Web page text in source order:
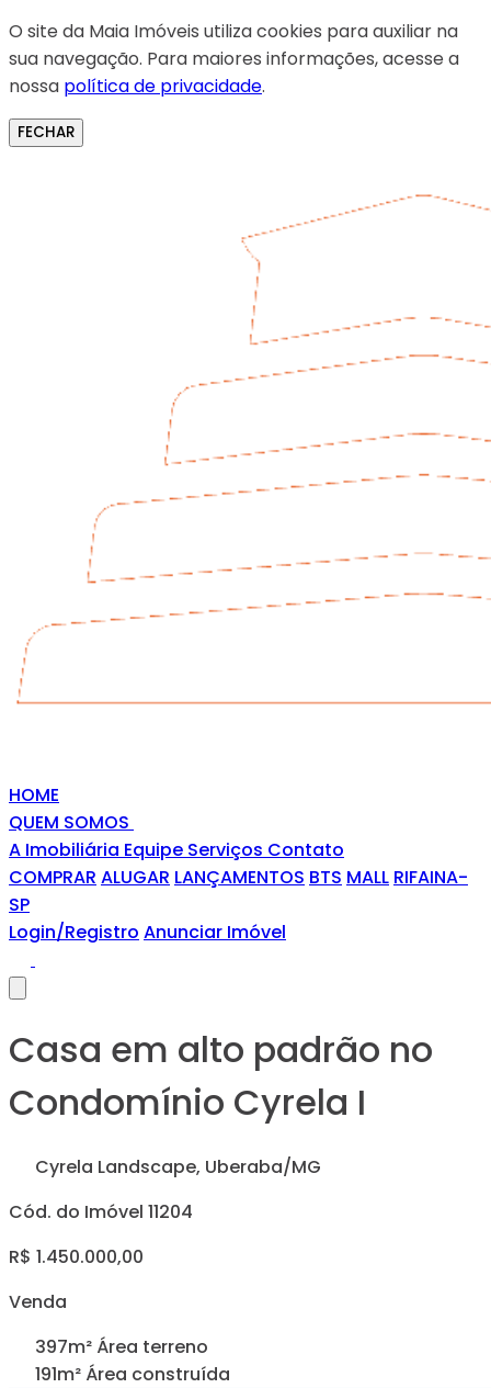
O site da Maia Imóveis utiliza cookies para auxiliar na
sua navegação. Para maiores informações, acesse a
nossa política de privacidade.
FECHAR
HOME
QUEM SOMOS
A Imobiliária Equipe Serviços Contato
COMPRAR ALUGAR LANÇAMENTOS BTS MALL RIFAINA-
SP
Login/Registro Anunciar Imóvel
Casa em alto padrão no
Condomínio Cyrela I
Cyrela Landscape, Uberaba/MG
Cód. do Imóvel 11204
R$ 1.450.000,00
Venda
397m² Área terreno
191m² Área construída